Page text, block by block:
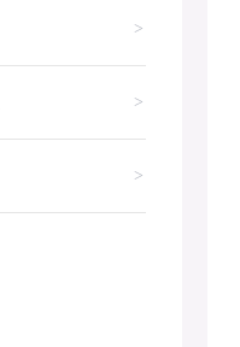
>
>
>